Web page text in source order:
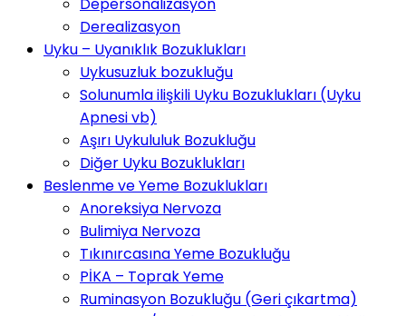
Derealizasyon
Uyku – Uyanıklık Bozuklukları
Uykusuzluk bozukluğu
Solunumla ilişkili Uyku Bozuklukları (Uyku
Apnesi vb)
Aşırı Uykululuk Bozukluğu
Diğer Uyku Bozuklukları
Beslenme ve Yeme Bozuklukları
Anoreksiya Nervoza
Bulimiya Nervoza
Tıkınırcasına Yeme Bozukluğu
PİKA – Toprak Yeme
Ruminasyon Bozukluğu (Geri çıkartma)